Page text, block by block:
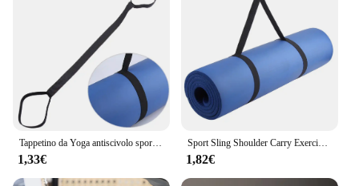
Tappetino da Yoga antiscivolo sport Fitness EVA 1/0, 6CM di spessore tappetino da Yoga per esercizi Yoga e Pilates tappetino da ginnastica con fasciatura
1,33€
Sport Sling Shoulder Carry Exercise Yoga Mat Band elasticizzato regolabile per il trasporto di attrezzature per il Fitness da palestra a casa
1,82€